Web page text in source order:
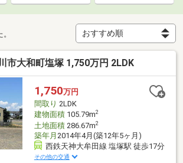
市大和町塩塚 1,750万円 2LDK
1,750万円
間取り 2LDK
建物面積105.79m2
土地面積286.67m2
築年月 2014年4月(築12年5ヶ月)
西鉄天神大牟田線 塩塚駅 徒歩17分
その他の交通